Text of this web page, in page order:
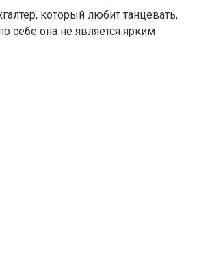
который любит танцевать,
себе она не является ярким